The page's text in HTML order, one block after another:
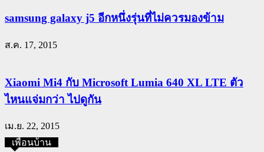
samsung galaxy j5 อีกหนึ่งรุ่นที่ไม่ควรมองข้าม
ส.ค. 17, 2015
Xiaomi Mi4 กับ Microsoft Lumia 640 XL LTE ตัว
ไหนแจ่มกว่า ไปดูกัน
เม.ย. 22, 2015
เพื่อนบ้าน